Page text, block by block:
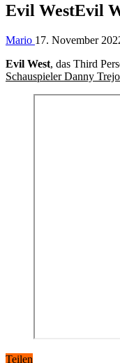
Evil WestEvil
Mario 17. November
Evil West, das Third
Schauspieler Danny
Teilen